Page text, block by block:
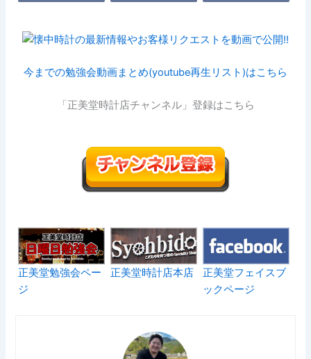
今までの勉強会動画まとめ(youtube再生リスト)はこちら
「正美堂時計店チャンネル」登録はこちら
正美堂勉強会ペー
ジ
正美堂時計店本店
正美堂フェイスブ
ックページ